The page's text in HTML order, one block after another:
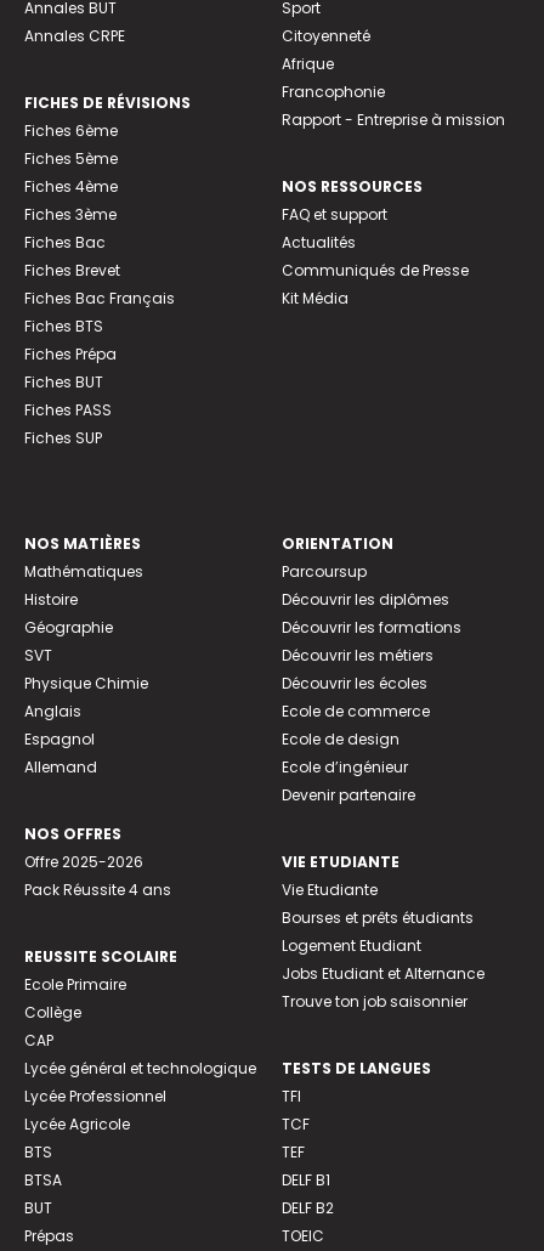
Annales BUT
Annales CRPE
FICHES DE RÉVISIONS
Fiches 6ème
Fiches 5ème
Fiches 4ème
Fiches 3ème
Fiches Bac
Fiches Brevet
Fiches Bac Français
Fiches BTS
Fiches Prépa
Fiches BUT
Fiches PASS
Fiches SUP
Sport
Citoyenneté
Afrique
Francophonie
Rapport - Entreprise à mission
NOS RESSOURCES
FAQ et support
Actualités
Communiqués de Presse
Kit Média
NOS MATIÈRES
Mathématiques
Histoire
Géographie
SVT
Physique Chimie
Anglais
Espagnol
Allemand
NOS OFFRES
Offre 2025-2026
Pack Réussite 4 ans
REUSSITE SCOLAIRE
Ecole Primaire
Collège
CAP
Lycée général et technologique
Lycée Professionnel
Lycée Agricole
BTS
BTSA
BUT
Prépas
ORIENTATION
Parcoursup
Découvrir les diplômes
Découvrir les formations
Découvrir les métiers
Découvrir les écoles
Ecole de commerce
Ecole de design
Ecole d’ingénieur
Devenir partenaire
VIE ETUDIANTE
Vie Etudiante
Bourses et prêts étudiants
Logement Etudiant
Jobs Etudiant et Alternance
Trouve ton job saisonnier
TESTS DE LANGUES
TFI
TCF
TEF
DELF B1
DELF B2
TOEIC